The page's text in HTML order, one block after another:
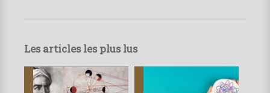
Les articles les plus lus